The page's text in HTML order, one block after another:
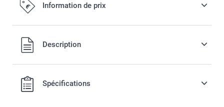
Information de prix
Tous les prix sont en EURO (€), TVA incluse et hors frais de
port.
Description
Spécifications